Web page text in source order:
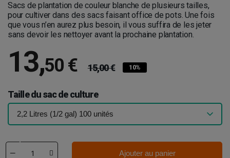
Sacs de plantation de couleur blanche de plusieurs tailles,
pour cultiver dans des sacs faisant office de pots. Une fois
que vous n’en aurez plus besoin, il vous suffira de les jeter
sans devoir les nettoyer avant la prochaine plantation.
13,50 € 15,00 € 10%
Taille du sac de culture
Ajouter au panier